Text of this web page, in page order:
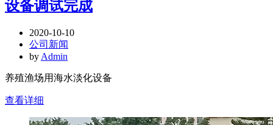
设备调试完成
2020-10-10
公司新闻
by Admin
养殖渔场用海水淡化设备
查看详细